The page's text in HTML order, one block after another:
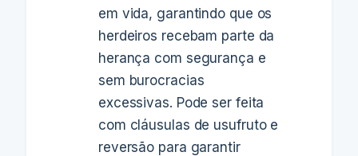
em vida, garantindo que os
herdeiros recebam parte da
herança com segurança e
sem burocracias
excessivas. Pode ser feita
com cláusulas de usufruto e
reversão para garantir